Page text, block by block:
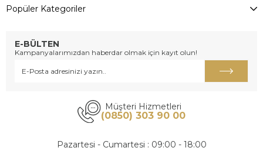
Popüler Kategoriler
E-BÜLTEN
Kampanyalarımızdan haberdar olmak için kayıt olun!
Müşteri Hizmetleri
(0850) 303 90 00
Pazartesi - Cumartesi : 09:00 - 18:00